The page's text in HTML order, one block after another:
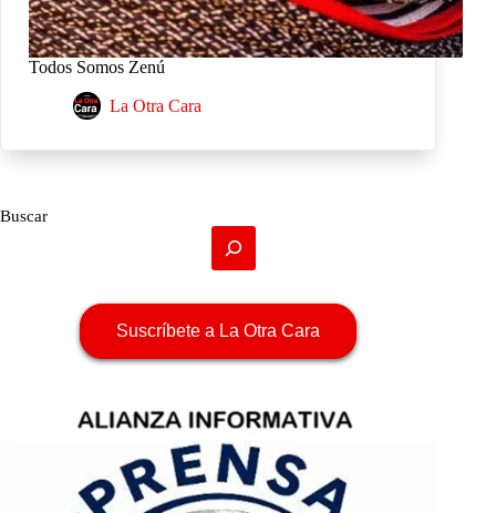
Todos Somos Zenú
La Otra Cara
Buscar
Suscríbete a La Otra Cara